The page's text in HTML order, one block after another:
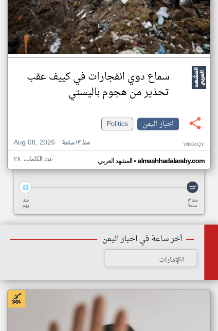
سماع دوي انفجارات في كييف عقب
تحذير من هجوم باليستي
اخبار اليمن
Politics
Aug 08, 2026
منذ ١٣ ساعة WK04QY
المشهد العربي• almashhadalaraby.com عدد الكلمات: ٢٨
منذ
يوم
منذ ١٣
ساعة
أخر ساعة في اخبار اليمن
#الإمارات